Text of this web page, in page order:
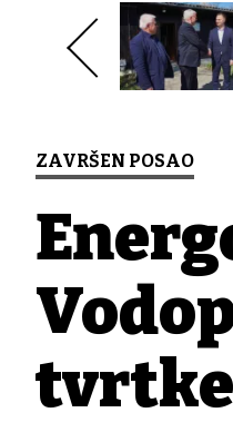
ZAVRŠEN POSAO
tvrtke